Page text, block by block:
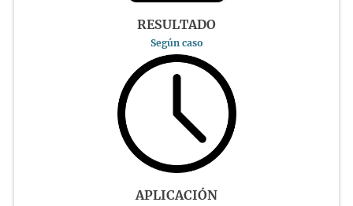
RESULTADO
Según caso
APLICACIÓN